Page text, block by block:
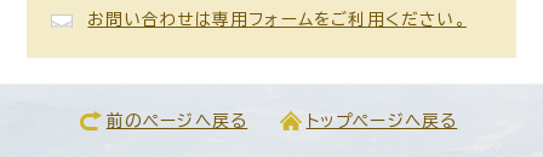
お問い合わせは専用フォームをご利用ください。
前のページへ戻る トップページへ戻る